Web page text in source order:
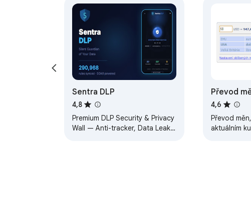
Sentra DLP
4,8
Premium DLP Security & Privacy
Wall — Anti-tracker, Data Leak
Převod
4,6
Převod
aktuálním